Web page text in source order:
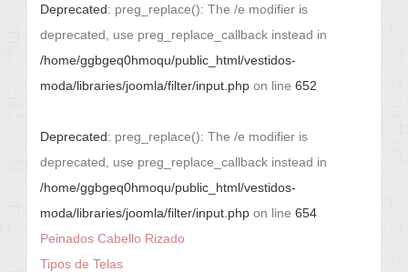
Deprecated: preg_replace(): The /e modifier is
deprecated, use preg_replace_callback instead in
/home/ggbgeq0hmoqu/public_html/vestidos-
moda/libraries/joomla/filter/input.php on line 652
Deprecated: preg_replace(): The /e modifier is
deprecated, use preg_replace_callback instead in
/home/ggbgeq0hmoqu/public_html/vestidos-
moda/libraries/joomla/filter/input.php on line 654
Peinados Cabello Rizado
Tipos de Telas